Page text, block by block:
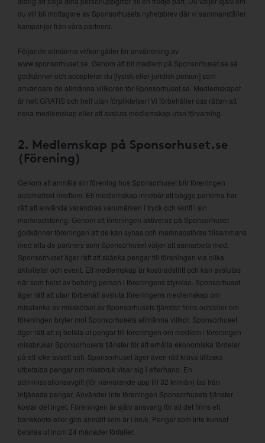
du vill bli mottagare av Sponsorhusets nyhetsbrev där vi sammanställer
kampanjer från våra partners.
Följande allmänna villkor gäller för användning av
www.sponsorhuset.se. Genom att bli medlem på Sponsorhuset.se så
godkänner och accepterar du [fysisk eller juridisk person] som
användare de allmänna villkoren för Sponsorhuset.se. Medlemskapet
är helt GRATIS och helt utan förpliktelser! Vi förbehåller oss rätten att
neka medlemskap eller att avsluta medlemskap utan förvarning.
2. Medlemskap på Sponsorhuset.se
(Förening)
Genom att anmäla sin förening hos Sponsorhuset blir föreningen
automatiskt medlem. Ett medlemskap innebär att bägge parterna har
rätt att använda varandras varumärken i tryck och skrift i sin
marknadsföring. Genom att föreningen aktiveras på Sponsorhuset
godkänner föreningen att de kan synas och marknadsföras tillsammans
med alla de partners som Sponsorhuset väljer att samarbeta med.
Sponsorhuset äger rätt att skänka pengar till föreningen via olika
aktiviteter och event. Ett medlemskap är kostnadsfritt och kan avslutas
när som helst av behörig person i föreningens styrelse. Sponsorhuset
äger rätt att utan förbehåll avsluta föreningens medlemskap om
misstanke av misskötsel av Sponsorhusets tjänster finns och/eller om
föreningen bryter mot Sponsorhusets allmänna villkor. Sponsorhuset
äger rätt att ej betala ut pengar till föreningen om medlem i föreningen
missbrukar Sponsorhusets tjänster för att erhålla ekonomiska fördelar
på ett icke avsett sätt. Sponsorhuset äger även rätt kräva tillbaka
utbetalda pengar om missbruk visar sig i efterhand. En
administrationsavgift (för närvarande upp till 32 kr/mån) tas från
intjänade pengar. Använder inte föreningen Sponsorhusets tjänster
kostar det inget. Föreningen är själv ansvarig för att det finns ett
bankkonto eller giro anmält som är i bruk. Pengar som inte kunnat
betalas ut inom 24 månader förfaller.